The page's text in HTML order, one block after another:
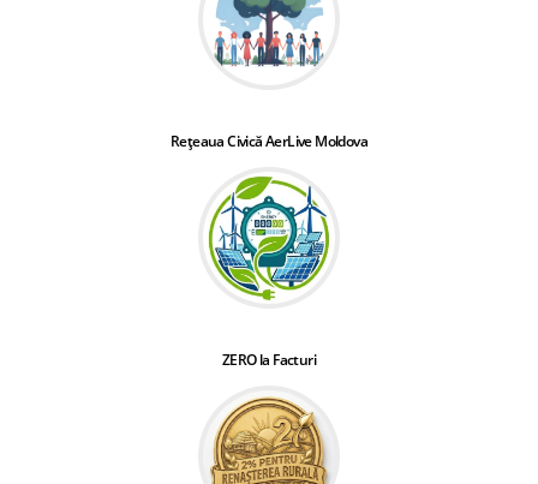
Rețeaua Civică AerLive Moldova
ZERO la Facturi